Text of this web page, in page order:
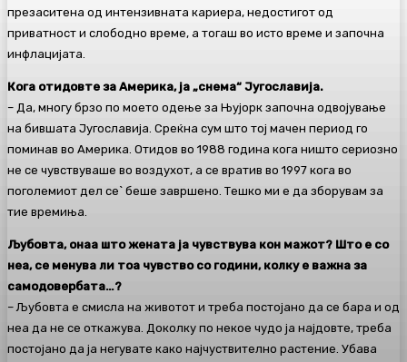
презаситена од интензивната кариера, недостигот од
приватност и слободно време, а тогаш во исто време и започна
инфлацијата.
Кога отидовте за Америка, ја „снема“ Југославија.
– Да, многу брзо по моето одење за Њујорк започна одвојување
на бившата Југославија. Среќна сум што тој мачен период го
поминав во Америка. Отидов во 1988 година кога ништо сериозно
не се чувствуваше во воздухот, а се вратив во 1997 кога во
поголемиот дел се` беше завршено. Тешко ми е да зборувам за
тие времиња.
Љубовта, онаа што жената ја чувствува кон мажот? Што е со
неа, се менува ли тоа чувство со години, колку е важна за
самодовербата…?
– Љубовта е смисла на животот и треба постојано да се бара и од
неа да не се откажува. Доколку по некое чудо ја најдовте, треба
постојано да ја негувате како најчуствително растение. Убава